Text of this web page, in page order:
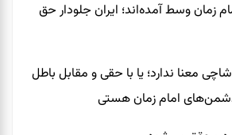
زمان وسط آمده‌اند؛ ایران جلودار حق
معنا ندارد؛ یا با حقی و مقابل باطل
دشمن‌های امام زمان هستی